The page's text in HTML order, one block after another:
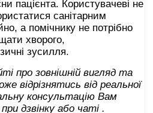
пацієнта. Користувачеві не
санітарним
а помічнику не потрібно
хворого,
зусилля.
про зовнішній вигляд та
відрізнятись від реальної
консультацію Вам
дзвінку або чаті .